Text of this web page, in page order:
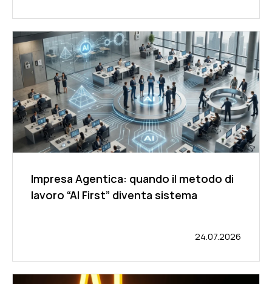
Impresa Agentica: quando il metodo di
lavoro “AI First” diventa sistema
24.07.2026